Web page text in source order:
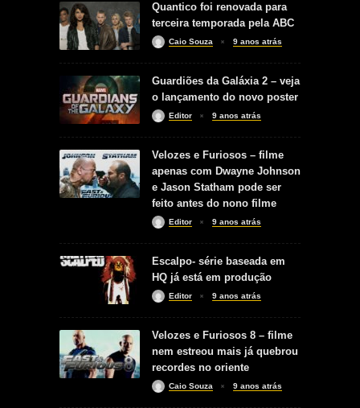
Quantico foi renovada para
terceira temporada pela ABC
Caio Souza 9 anos atrás
Guardiões da Galáxia 2 – veja
o lançamento do novo poster
Editor 9 anos atrás
Velozes e Furiosos – filme
apenas com Dwayne Johnson
e Jason Statham pode ser
feito antes do nono filme
Editor 9 anos atrás
Escalpo- série baseada em
HQ já está em produção
Editor 9 anos atrás
Velozes e Furiosos 8 – filme
nem estreou mais já quebrou
recordes no oriente
Caio Souza 9 anos atrás